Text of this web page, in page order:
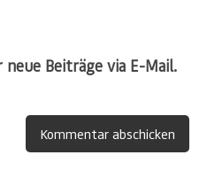
Beiträge via E-Mail.